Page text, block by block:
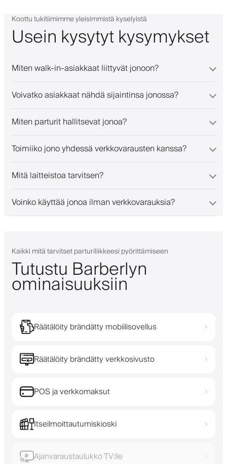
Koottu tukitiimimme yleisimmistä kyselyistä
Usein kysytyt kysymykset
Miten walk-in-asiakkaat liittyvät jonoon?
Voivatko asiakkaat nähdä sijaintinsa jonossa?
Miten parturit hallitsevat jonoa?
Toimiiko jono yhdessä verkkovarausten kanssa?
Mitä laitteistoa tarvitsen?
Voinko käyttää jonoa ilman verkkovarauksia?
Kaikki mitä tarvitset parturiliikkeesi pyörittämiseen
Tutustu Barberlyn
ominaisuuksiin
Räätälöity brändätty mobiilisovellus ›
Räätälöity brändätty verkkosivusto ›
POS ja verkkomaksut ›
Itseilmoittautumiskioski ›
Ajanvaraustaulukko TV:lle ›